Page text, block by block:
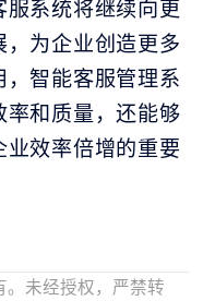
系统将继续向更
为企业创造更多
智能客服管理系
和质量，还能够
效率倍增的重要
未经授权，严禁转